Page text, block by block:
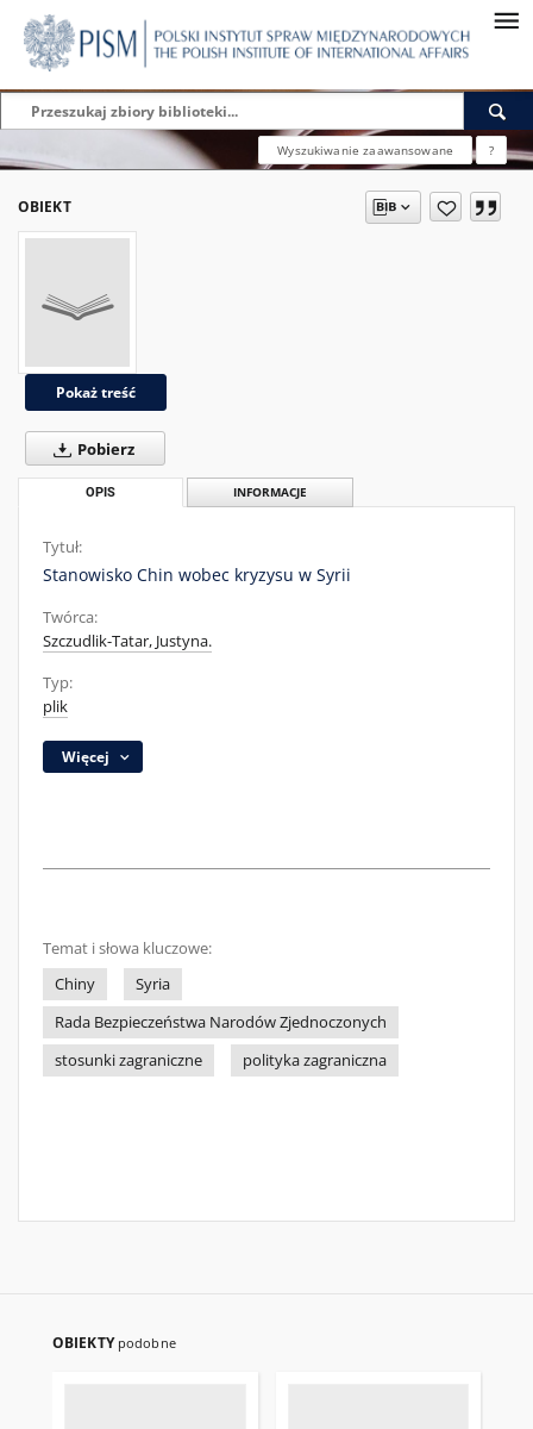
Wyszukiwanie zaawansowane ?
OBIEKT
Pokaż treść
Pobierz
OPIS INFORMACJE
Tytuł:
Stanowisko Chin wobec kryzysu w Syrii
Twórca:
Szczudlik-Tatar, Justyna.
Typ:
plik
Więcej
Temat i słowa kluczowe:
Chiny
Syria
Rada Bezpieczeństwa Narodów Zjednoczonych
stosunki zagraniczne
polityka zagraniczna
OBIEKTY podobne